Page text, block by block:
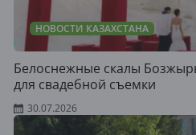
НОВОСТИ КАЗАХСТАНА
Белоснежные скалы
для свадебной съемки
30.07.2026